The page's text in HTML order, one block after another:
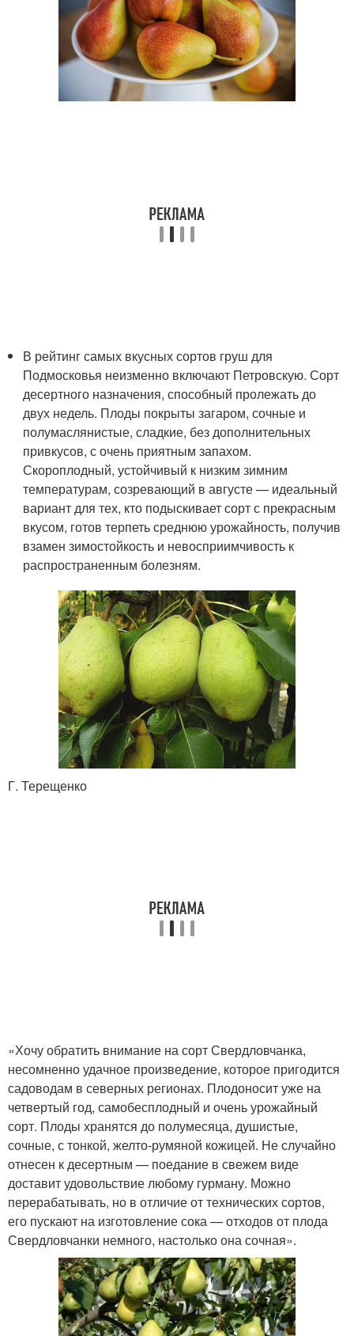
В рейтинг самых вкусных сортов груш для
Подмосковья неизменно включают Петровскую. Сорт
десертного назначения, способный пролежать до
двух недель. Плоды покрыты загаром, сочные и
полумаслянистые, сладкие, без дополнительных
привкусов, с очень приятным запахом.
Скороплодный, устойчивый к низким зимним
температурам, созревающий в августе — идеальный
вариант для тех, кто подыскивает сорт с прекрасным
вкусом, готов терпеть среднюю урожайность, получив
взамен зимостойкость и невосприимчивость к
распространенным болезням.
Г. Терещенко
«Хочу обратить внимание на сорт Свердловчанка,
несомненно удачное произведение, которое пригодится
садоводам в северных регионах. Плодоносит уже на
четвертый год, самобесплодный и очень урожайный
сорт. Плоды хранятся до полумесяца, душистые,
сочные, с тонкой, желто-румяной кожицей. Не случайно
отнесен к десертным — поедание в свежем виде
доставит удовольствие любому гурману. Можно
перерабатывать, но в отличие от технических сортов,
его пускают на изготовление сока — отходов от плода
Свердловчанки немного, настолько она сочная».